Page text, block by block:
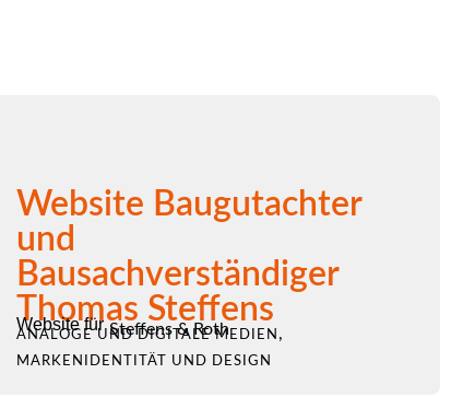
Website Baugutachter
und
Bausachverständiger
Thomas Steffens
Website für Steffens & Roth
ANALOGE UND DIGITALE MEDIEN ,
MARKENIDENTITÄT UND DESIGN